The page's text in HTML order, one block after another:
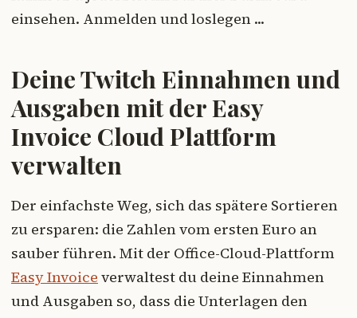
einsehen. Anmelden und loslegen ...
Deine Twitch Einnahmen und
Ausgaben mit der Easy
Invoice Cloud Plattform
verwalten
Der einfachste Weg, sich das spätere Sortieren
zu ersparen: die Zahlen vom ersten Euro an
sauber führen. Mit der Office-Cloud-Plattform
Easy Invoice verwaltest du deine Einnahmen
und Ausgaben so, dass die Unterlagen den